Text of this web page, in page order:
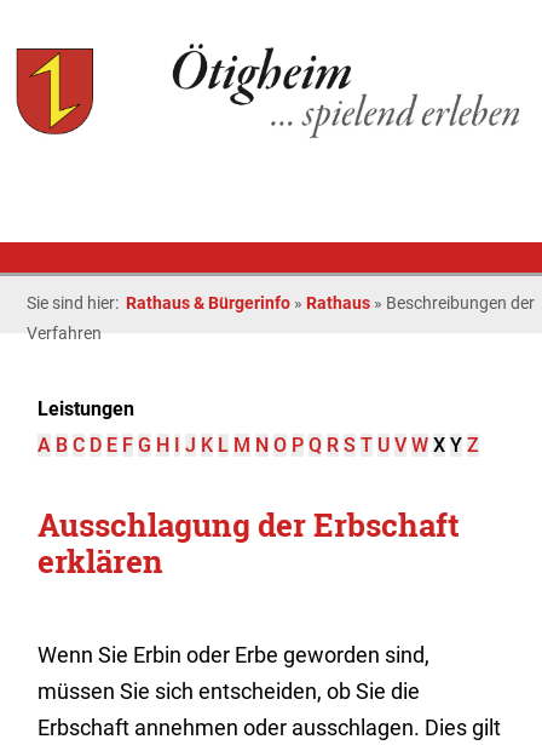
Sie sind hier: Rathaus & Bürgerinfo » Rathaus » Beschreibungen der
Verfahren
Leistungen
A B C D E F G H I J K L M N O P Q R S T U V W X Y Z
Ausschlagung der Erbschaft
erklären
Wenn Sie Erbin oder Erbe geworden sind,
müssen Sie sich entscheiden, ob Sie die
Erbschaft annehmen oder ausschlagen. Dies gilt